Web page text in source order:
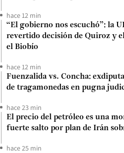
hace 12 min
“El gobierno nos escuchó”: la
revertido decisión de Quiroz y
el Biobío
hace 12 min
Fuenzalida vs. Concha:
de tragamonedas en pugna
hace 23 min
El precio del petróleo es una
fuerte salto por plan de Irán
hace 25 min